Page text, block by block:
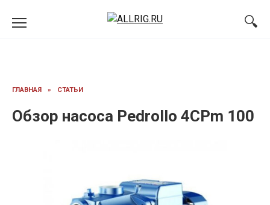
ГЛАВНАЯ » СТАТЬИ
Обзор насоса Pedrollo 4CPm 100